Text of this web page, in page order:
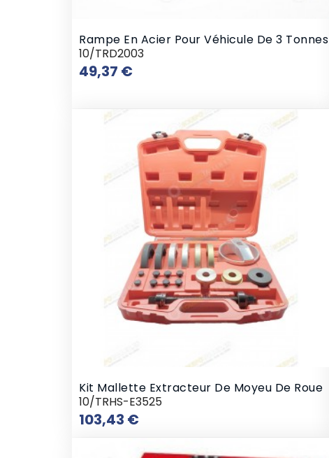
Rampe En Acier Pour Véhicule De 3 Tonnes
10/TRD2003
49,37 €
Kit Mallette Extracteur De Moyeu De Roue
10/TRHS-E3525
103,43 €